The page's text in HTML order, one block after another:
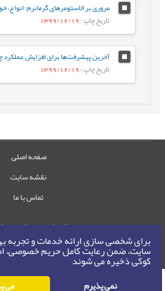
برای شخصی سازی ارائه خدمات و تجربه
سایت، ضمن رعایت کامل حریم خصوصی،
کوکی ذخیره می شوند
نمی پذیرم می
مروری بر الاستومرهای گرمانرم: انواع،
تاریخ چاپ: 1399/12/19
تاریخ چاپ: 1399/12/19
صفحه اصلی
نقشه سایت
تماس با ما
حقوق این وب‌سایت
حق نشر ©